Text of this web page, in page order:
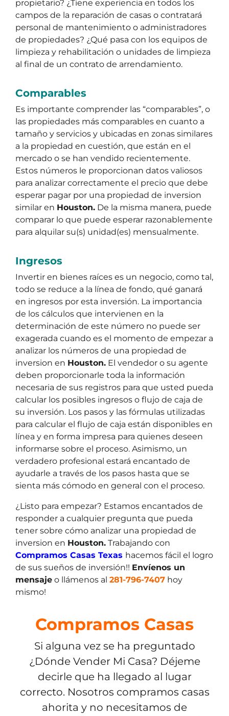
propietario? ¿Tiene experiencia en todos los
campos de la reparación de casas o contratará
personal de mantenimiento o administradores
de propiedades? ¿Qué pasa con los equipos de
limpieza y rehabilitación o unidades de limpieza
al final de un contrato de arrendamiento.
Comparables
Es importante comprender las “comparables”, o
las propiedades más comparables en cuanto a
tamaño y servicios y ubicadas en zonas similares
a la propiedad en cuestión, que están en el
mercado o se han vendido recientemente.
Estos números le proporcionan datos valiosos
para analizar correctamente el precio que debe
esperar pagar por una propiedad de inversion
similar en Houston. De la misma manera, puede
comparar lo que puede esperar razonablemente
para alquilar su(s) unidad(es) mensualmente.
Ingresos
Invertir en bienes raíces es un negocio, como tal,
todo se reduce a la línea de fondo, qué ganará
en ingresos por esta inversión. La importancia
de los cálculos que intervienen en la
determinación de este número no puede ser
exagerada cuando es el momento de empezar a
analizar los números de una propiedad de
inversion en Houston. El vendedor o su agente
deben proporcionarle toda la información
necesaria de sus registros para que usted pueda
calcular los posibles ingresos o flujo de caja de
su inversión. Los pasos y las fórmulas utilizadas
para calcular el flujo de caja están disponibles en
línea y en forma impresa para quienes deseen
informarse sobre el proceso. Asimismo, un
verdadero profesional estará encantado de
ayudarle a través de los pasos hasta que se
sienta más cómodo en general con el proceso.
¿Listo para empezar? Estamos encantados de
responder a cualquier pregunta que pueda
tener sobre cómo analizar una propiedad de
inversion en Houston. Trabajando con
Compramos Casas Texas hacemos fácil el logro
de sus sueños de inversión!! Envíenos un
mensaje o llámenos al 281-796-7407 hoy
mismo!
Compramos Casas
Si alguna vez se ha preguntado
¿Dónde Vender Mi Casa? Déjeme
decirle que ha llegado al lugar
correcto. Nosotros compramos casas
ahorita y no necesitamos de